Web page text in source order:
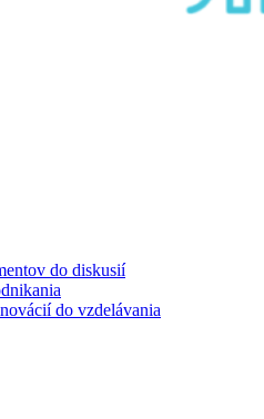
do diskusií
do vzdelávania